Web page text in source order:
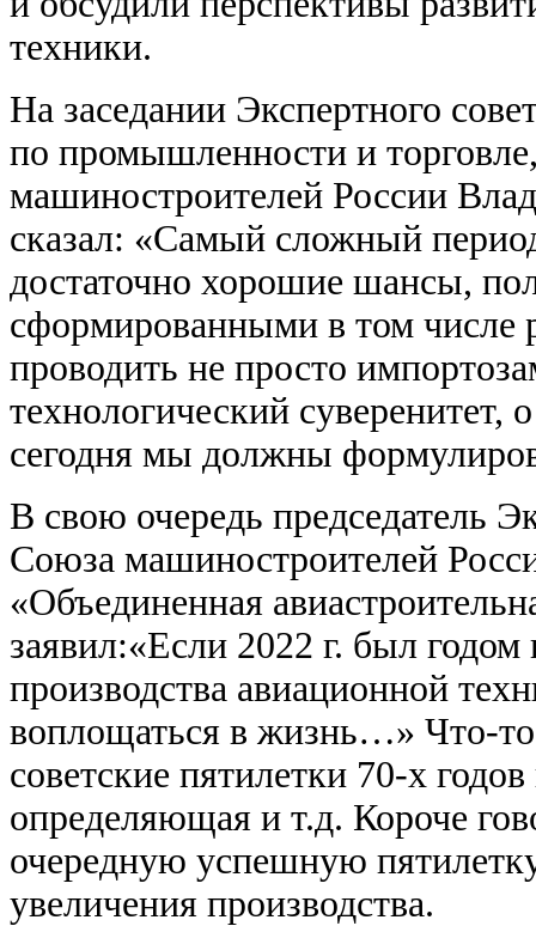
техники.
На заседании Экспертного
по промышленности и
машиностроителей России
сказал: «Самый сложный
достаточно хорошие шансы,
сформированными в том числе
проводить не просто
технологический
сегодня мы должны
В свою очередь председатель
Союза машиностроителей
«Объединенная
заявил:«Если 2022 г. был
производства авиационной
воплощаться в жизнь…» Что-
советские пятилетки 70-х
определяющая и т.д. Короче
очередную успешную
увеличения производства.